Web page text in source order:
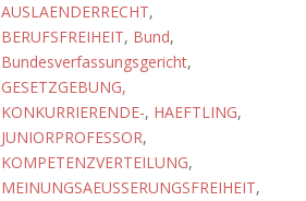
AUSLAENDERRECHT,
BERUFSFREIHEIT, Bund,
Bundesverfassungsgericht,
GESETZGEBUNG,
KONKURRIERENDE-, HAEFTLING,
JUNIORPROFESSOR,
KOMPETENZVERTEILUNG,
MEINUNGSAEUSSERUNGSFREIHEIT,